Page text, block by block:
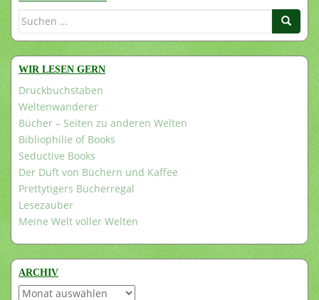
Suchen
WIR LESEN GERN
Druckbuchstaben
Weltenwanderer
Bücher – Seiten zu anderen Welten
Bibliophilie of Books
Seductive Books
Der Duft von Büchern und Kaffee
Prettytigers Bücherregal
Lesezauber
Meine Welt voller Welten
ARCHIV
Archiv